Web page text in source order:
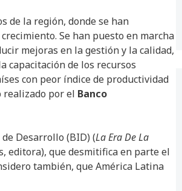
de la región, donde se han
Se han puesto en marcha
mejoras en la gestión y la calidad,
capacitación de los recursos
con peor índice de productividad
realizado por el Banco
Desarrollo (BID) (La Era De La
editora), que desmitifica en parte el
también, que América Latina